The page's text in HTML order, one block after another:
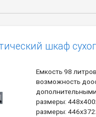
шкаф
Емкость 98
возможность
размеры:
размеры: